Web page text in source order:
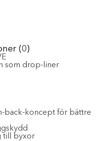
(0)
som drop-liner
back-koncept för bättre
till byxor